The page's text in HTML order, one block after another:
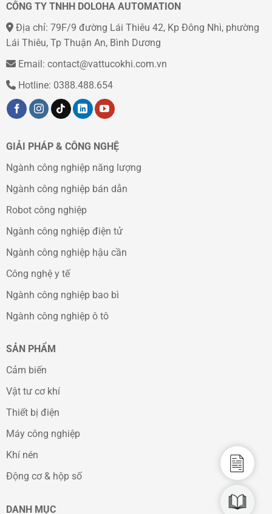
CÔNG TY TNHH DOLOHA AUTOMATION
Địa chỉ: 79F/9 đường Lái Thiêu 42, Kp Đông Nhì, phường
Lái Thiêu, Tp Thuận An, Bình Dương
Email: contact@vattucokhi.com.vn
Hotline: 0388.488.654
GIẢI PHÁP & CÔNG NGHỆ
Ngành công nghiệp năng lượng
Ngành công nghiệp bán dẫn
Robot công nghiệp
Ngành công nghiệp điện tử
Ngành công nghiệp hậu cần
Công nghệ y tế
Ngành công nghiệp bao bì
Ngành công nghiệp ô tô
SẢN PHẨM
Cảm biến
Vật tư cơ khí
Thiết bị điện
Máy công nghiệp
Khí nén
Động cơ & hộp số
DANH MỤC
CAD